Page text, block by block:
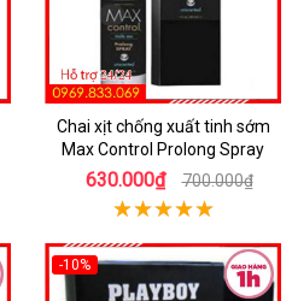
Chai xịt chống xuất tinh sớm
Max Control Prolong Spray
630.000₫ 700.000₫
-10%